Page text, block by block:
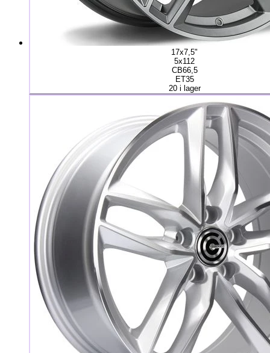
17x7,5"
5x112
CB66,5
ET35
20 i lager